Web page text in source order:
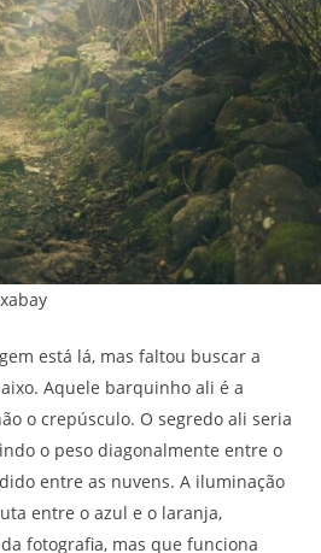
está lá, mas faltou buscar a
Aquele barquinho ali é a
o crepúsculo. O segredo ali seria
o peso diagonalmente entre o
entre as nuvens. A iluminação
entre o azul e o laranja,
fotografia, mas que funciona